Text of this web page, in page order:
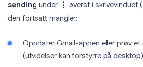
sending under ⋮ øverst i skrivevinduet
den fortsatt mangler:
Oppdater Gmail-appen eller prøv et
(utvidelser kan forstyrre på